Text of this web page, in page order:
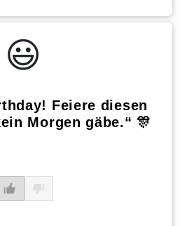
😃️
Feiere diesen
Morgen gäbe.“ 🎊